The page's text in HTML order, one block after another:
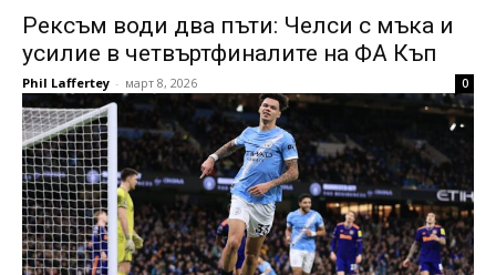
Рексъм води два пъти: Челси с мъка и
усилие в четвъртфиналите на ФА Къп
Phil Laffertey - март 8, 2026 0